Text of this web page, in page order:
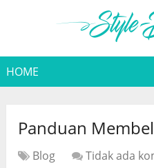
HOME
Panduan
Blog Tidak ada